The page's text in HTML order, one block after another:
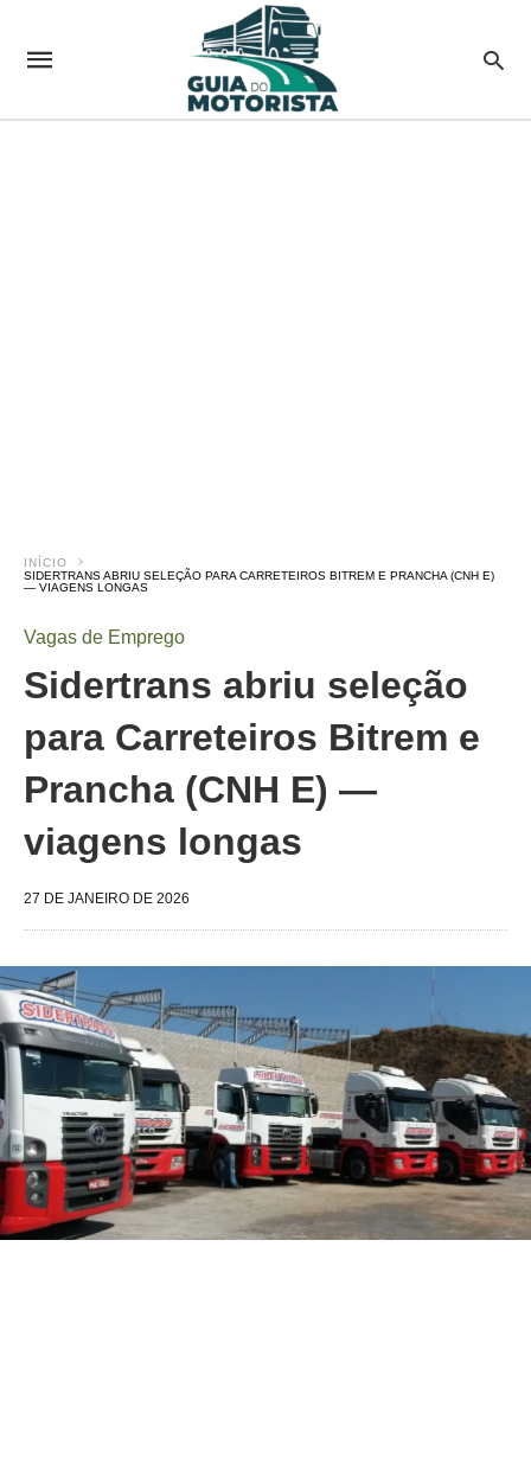
INÍCIO
SIDERTRANS ABRIU SELEÇÃO PARA CARRETEIROS BITREM E PRANCHA (CNH E)
— VIAGENS LONGAS
Vagas de Emprego
Sidertrans abriu seleção
para Carreteiros Bitrem e
Prancha (CNH E) —
viagens longas
27 DE JANEIRO DE 2026